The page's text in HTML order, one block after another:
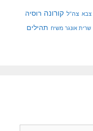
צבא צה"ל קורונה רוסיה
שרית אונגר משיח תהילים